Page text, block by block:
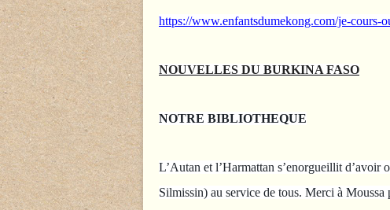
https://www.enfantsdumekong.com/je-cours-
NOUVELLES DU BURKINA FASO
NOTRE BIBLIOTHEQUE
L’Autan et l’Harmattan s’enorgueillit
Silmissin) au service de tous. Merci à